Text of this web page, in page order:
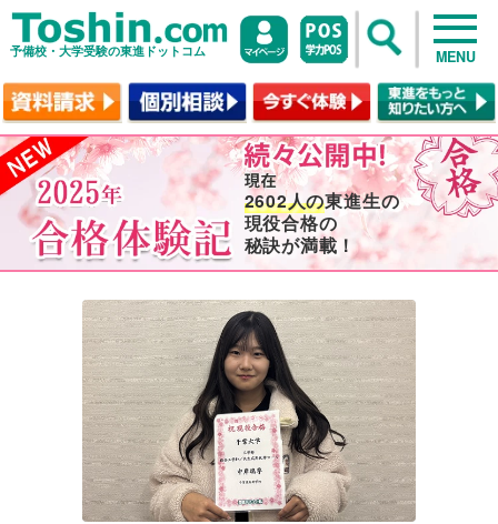
予備校・大学受験の東進ドットコム MENU
2602人の東進生の
現役合格の
秘訣が満載！
no image